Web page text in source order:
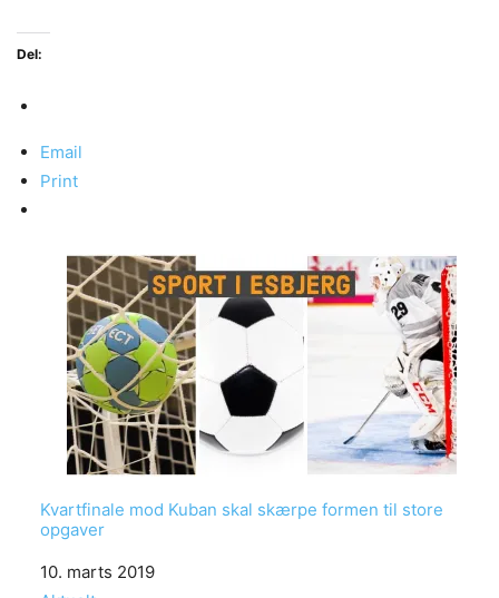
Del:
Email
Print
Kvartfinale mod Kuban skal skærpe formen til store
opgaver
Date
10. marts 2019